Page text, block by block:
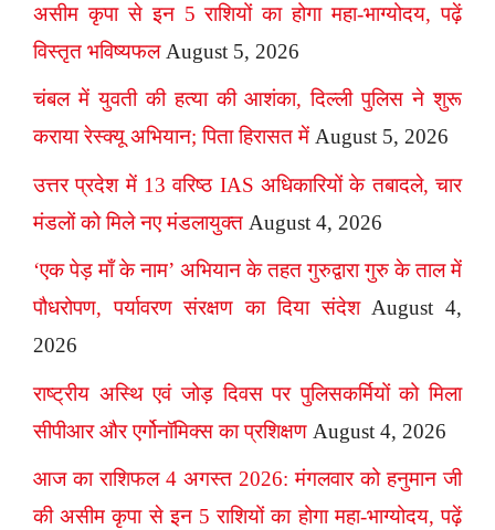
असीम कृपा से इन 5 राशियों का होगा महा-भाग्योदय, पढ़ें
विस्तृत भविष्यफल August 5, 2026
चंबल में युवती की हत्या की आशंका, दिल्ली पुलिस ने शुरू
कराया रेस्क्यू अभियान; पिता हिरासत में August 5, 2026
उत्तर प्रदेश में 13 वरिष्ठ IAS अधिकारियों के तबादले, चार
मंडलों को मिले नए मंडलायुक्त August 4, 2026
‘एक पेड़ माँ के नाम’ अभियान के तहत गुरुद्वारा गुरु के ताल में
पौधरोपण, पर्यावरण संरक्षण का दिया संदेश August 4,
2026
राष्ट्रीय अस्थि एवं जोड़ दिवस पर पुलिसकर्मियों को मिला
सीपीआर और एर्गोनॉमिक्स का प्रशिक्षण August 4, 2026
आज का राशिफल 4 अगस्त 2026: मंगलवार को हनुमान जी
की असीम कृपा से इन 5 राशियों का होगा महा-भाग्योदय, पढ़ें